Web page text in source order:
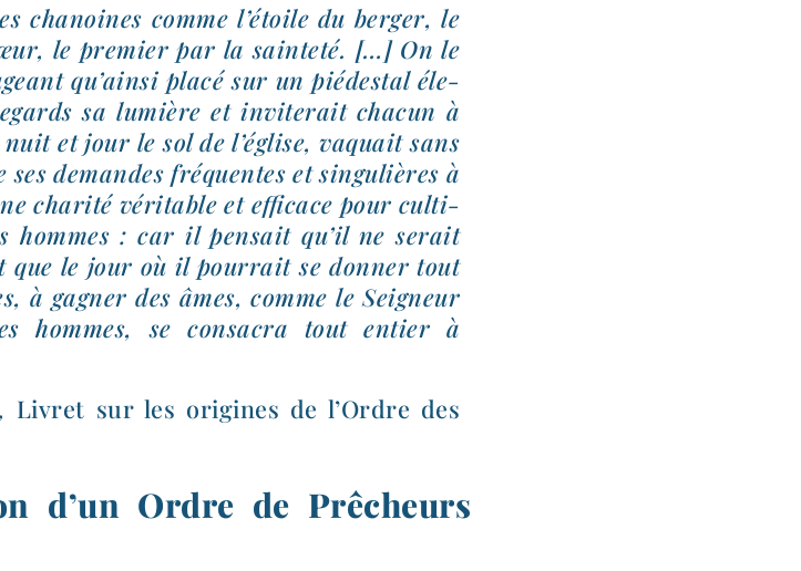
comme l’é­toile du ber­ger, le
le pre­mier par la sain­te­té. […] On le
qu’ain­si pla­cé sur un pié­des­tal éle­
sa lumière et invi­te­rait cha­cun à
et jour le sol de l’é­glise, vaquait sans
demandes fré­quentes et sin­gu­lières à
cha­ri­té véri­table et effi­cace pour culti­
hommes : car il pen­sait qu’il ne serait
que le jour où il pour­rait se don­ner tout
à gagner des âmes, comme le Seigneur
hommes, se consa­cra tout entier à
Livret sur les ori­gines de l’Ordre des
d’un Ordre de Prêcheurs